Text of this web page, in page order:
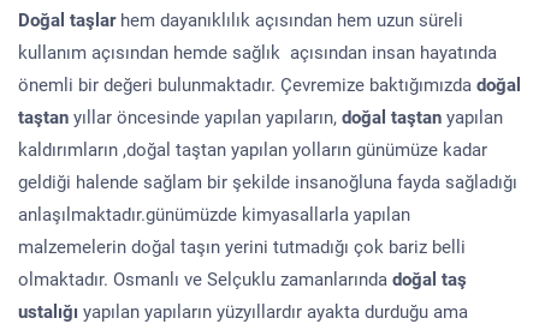
Doğal taşlar hem dayanıklılık açısından hem uzun süreli
kullanım açısından hemde sağlık açısından insan hayatında
önemli bir değeri bulunmaktadır. Çevremize baktığımızda doğal
taştan yıllar öncesinde yapılan yapıların, doğal taştan yapılan
kaldırımların ,doğal taştan yapılan yolların günümüze kadar
geldiği halende sağlam bir şekilde insanoğluna fayda sağladığı
anlaşılmaktadır.günümüzde kimyasallarla yapılan
malzemelerin doğal taşın yerini tutmadığı çok bariz belli
olmaktadır. Osmanlı ve Selçuklu zamanlarında doğal taş
ustalığı yapılan yapıların yüzyıllardır ayakta durduğu ama